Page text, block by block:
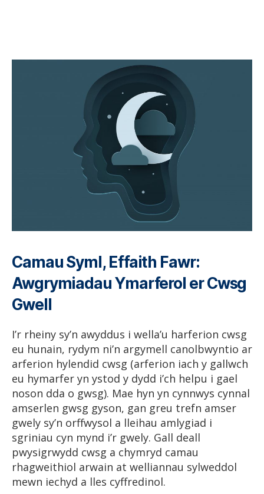
Camau Syml, Effaith Fawr:
Awgrymiadau Ymarferol er Cwsg
Gwell
I’r rheiny sy’n awyddus i wella’u harferion cwsg
eu hunain, rydym ni’n argymell canolbwyntio ar
arferion hylendid cwsg (arferion iach y gallwch
eu hymarfer yn ystod y dydd i’ch helpu i gael
noson dda o gwsg). Mae hyn yn cynnwys cynnal
amserlen gwsg gyson, gan greu trefn amser
gwely sy’n orffwysol a lleihau amlygiad i
sgriniau cyn mynd i’r gwely. Gall deall
pwysigrwydd cwsg a chymryd camau
rhagweithiol arwain at welliannau sylweddol
mewn iechyd a lles cyffredinol.